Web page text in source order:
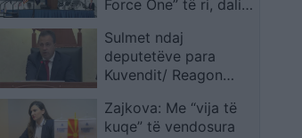
Force One” të ri, dalin
e avionit gjigant
Sulmet ndaj
deputetëve para
Kuvendit/ Reagon
ndërtohet mbi
dialogun dhe
Zajkova: Me “vija të
kuqe” të vendosura